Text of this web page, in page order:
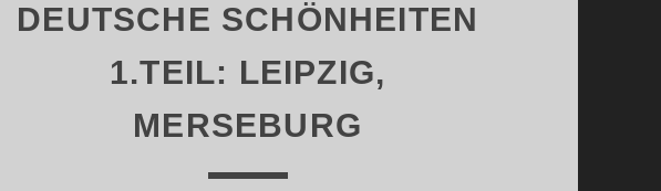
DEUTSCHE SCHÖNHEITEN
1.TEIL: LEIPZIG,
MERSEBURG